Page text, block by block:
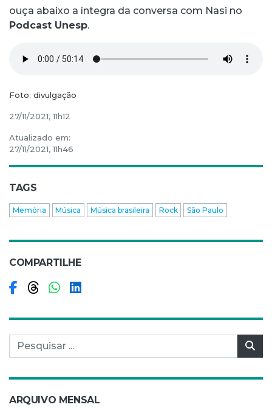
ouça abaixo a íntegra da conversa com Nasi no
Podcast Unesp.
Foto: divulgação
27/11/2021, 11h12
Atualizado em:
27/11/2021, 11h46
TAGS
Memória Música Música brasileira Rock São Paulo
COMPARTILHE
Compartilhar no Facebook
Compartilhar no Threads
Compartilhar no WhatsApp
Compartilhar no LinkedIn
Pesquisar por:
ARQUIVO MENSAL